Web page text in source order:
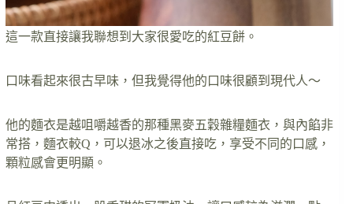
這一款直接讓我聯想到大家很愛吃的紅豆餅。
口味看起來很古早味，但我覺得他的口味很顧到現代人～
他的麵衣是越咀嚼越香的那種黑麥五穀雜糧麵衣，與內餡非
常搭，麵衣較Q，可以退冰之後直接吃，享受不同的口感，
顆粒感會更明顯。